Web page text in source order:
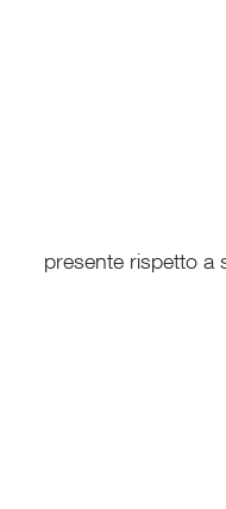
presente rispetto a